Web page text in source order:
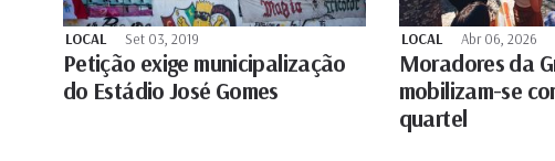
LOCAL Set 03, 2019
Petição exige municipalização
do Estádio José Gomes
LOCAL Abr 06, 2026
Moradores da
mobilizam-se
quartel